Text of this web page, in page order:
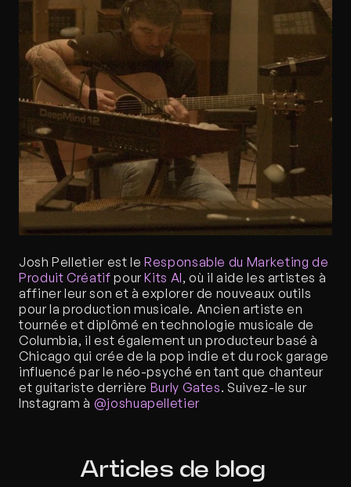
Josh Pelletier est le Responsable du Marketing de
Produit Créatif pour Kits AI, où il aide les artistes à
affiner leur son et à explorer de nouveaux outils
pour la production musicale. Ancien artiste en
tournée et diplômé en technologie musicale de
Columbia, il est également un producteur basé à
Chicago qui crée de la pop indie et du rock garage
influencé par le néo-psyché en tant que chanteur
et guitariste derrière Burly Gates. Suivez-le sur
Instagram à @joshuapelletier
Articles de blog